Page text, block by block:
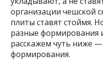
организации чешской
плиты ставят стоймя.
разные формирования
расскажем чуть ниже
формирования.